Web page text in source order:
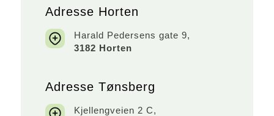
Adresse Horten
Harald Pedersens gate 9,
3182 Horten
Adresse Tønsberg
Kjellengveien 2 C,